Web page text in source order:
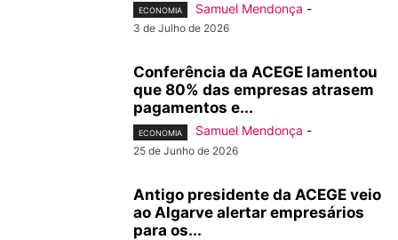
ECONOMIA Samuel Mendonça -
3 de Julho de 2026
Conferência da ACEGE lamentou
que 80% das empresas atrasem
pagamentos e...
ECONOMIA Samuel Mendonça -
25 de Junho de 2026
Antigo presidente da ACEGE veio
ao Algarve alertar empresários
para os...